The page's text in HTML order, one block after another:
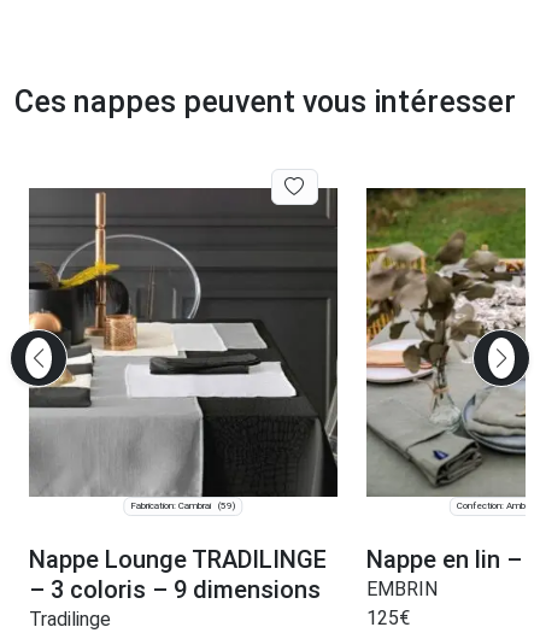
Ces nappes peuvent vous intéresser
Fabrication: Cambrai (59)
Nappe Lounge TRADILINGE
– 3 coloris – 9 dimensions
Tradilinge
Confection:
Nappe en lin –
EMBRIN
125€